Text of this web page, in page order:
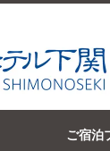
ご宿泊